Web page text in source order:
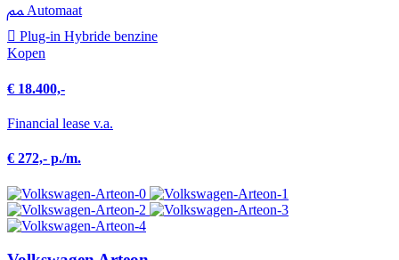
Automaat
Plug-in Hybride benzine
Kopen
€ 18.400,-
Financial lease v.a.
€ 272,- p./m.